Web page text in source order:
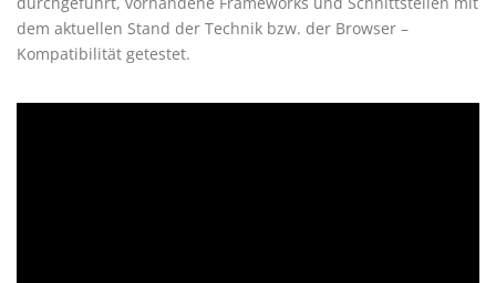
dem aktuellen Stand der Technik bzw. der Browser –
Kompatibilität getestet.